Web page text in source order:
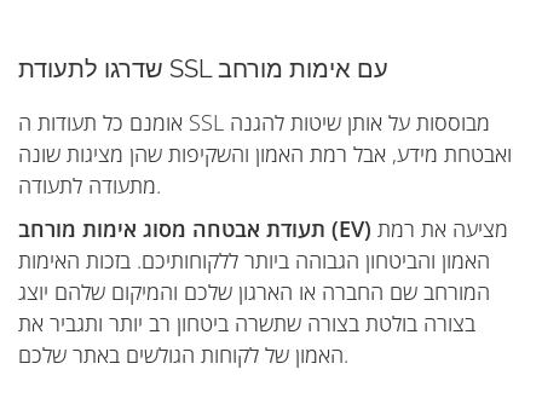
שדרגו לתעודת SSL עם אימות מורחב
אומנם כל תעודות ה SSL מבוססות על אותן שיטות להגנה
ואבטחת מידע, אבל רמת האמון והשקיפות שהן מציגות שונה
מתעודה לתעודה.
תעודת אבטחה מסוג אימות מורחב (EV) מציעה את רמת
האמון והביטחון הגבוהה ביותר ללקוחותיכם. בזכות האימות
המורחב שם החברה או הארגון שלכם והמיקום שלהם יוצג
בצורה בולטת בצורה שתשרה ביטחון רב יותר ותגביר את
האמון של לקוחות הגולשים באתר שלכם.